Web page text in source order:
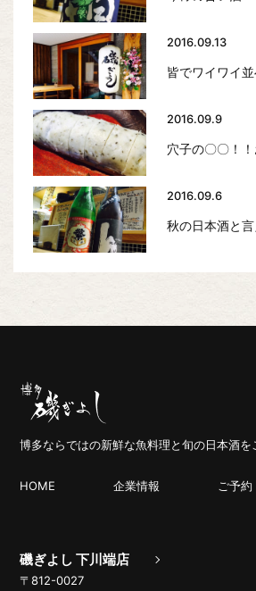
2016.09.13
皆でワイワイ
2016.09.9
穴子の〇〇！
2016.09.6
秋の日本酒と言
博多ならではの新鮮な魚料理と旬の日本酒を
HOME 企業情報 ご予約
磯ぎよし 下川端店
〒812-0027